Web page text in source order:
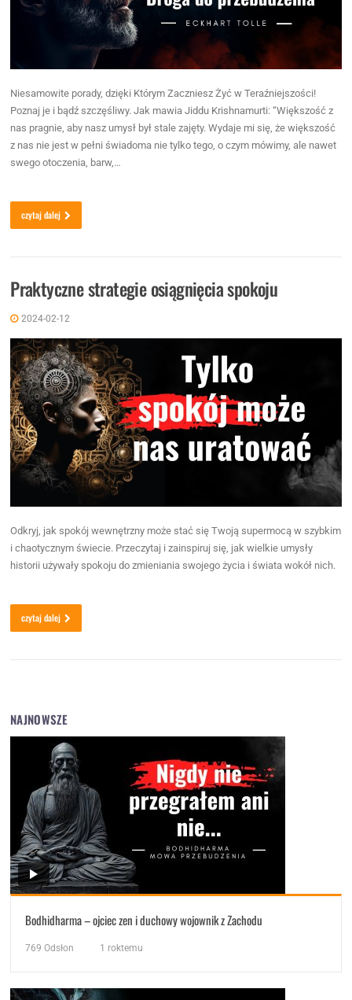
Niesamowite porady, dzięki Którym Zaczniesz Żyć w Teraźniejszości!
Poznaj je i bądź szczęśliwy. Jak mawia Jiddu Krishnamurti: “Większość z
nas pragnie, aby nasz umysł był stale zajęty. Wydaje mi się, że większość
z nas nie jest w pełni świadoma nie tylko tego, o czym mówimy, ale nawet
swego otoczenia, barw,…
czytaj dalej
Praktyczne strategie osiągnięcia spokoju
2024-02-12
Odkryj, jak spokój wewnętrzny może stać się Twoją supermocą w szybkim
i chaotycznym świecie. Przeczytaj i zainspiruj się, jak wielkie umysły
historii używały spokoju do zmieniania swojego życia i świata wokół nich.
czytaj dalej
NAJNOWSZE
Bodhidharma – ojciec zen i duchowy wojownik z Zachodu
769 Odsłon 1 roktemu